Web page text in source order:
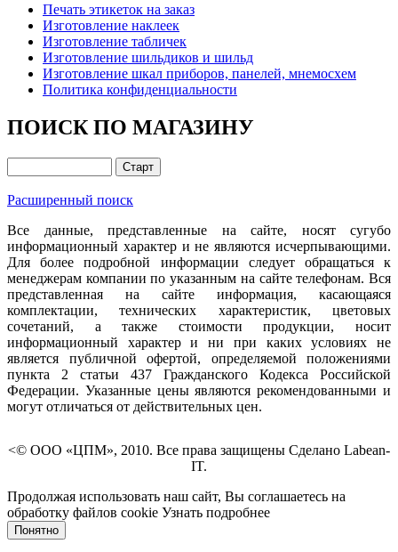
Печать этикеток на заказ
Изготовление наклеек
Изготовление табличек
Изготовление шильдиков и шильд
Изготовление шкал приборов, панелей, мнемосхем
Политика конфиденциальности
ПОИСК ПО МАГАЗИНУ
Расширенный поиск
Все данные, представленные на сайте, носят сугубо
информационный характер и не являются исчерпывающими.
Для более подробной информации следует обращаться к
менеджерам компании по указанным на сайте телефонам. Вся
представленная на сайте информация, касающаяся
комплектации, технических характеристик, цветовых
сочетаний, а также стоимости продукции, носит
информационный характер и ни при каких условиях не
является публичной офертой, определяемой положениями
пункта 2 статьи 437 Гражданского Кодекса Российской
Федерации. Указанные цены являются рекомендованными и
могут отличаться от действительных цен.
<© ООО «ЦПМ», 2010. Все права защищены Сделано Labean-
IT.
Продолжая использовать наш сайт, Вы соглашаетесь на
обработку файлов cookie Узнать подробнее
Понятно